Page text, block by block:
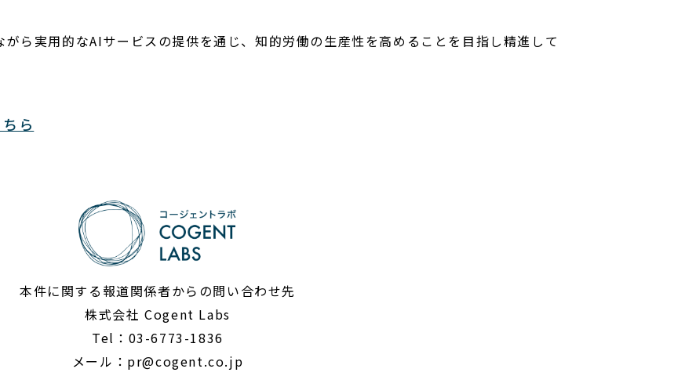
ら実用的なAIサービスの提供を通じ、知的労働の生産性を高めることを目指し精進して
ちら
本件に関する報道関係者からの問い合わせ先
株式会社 Cogent Labs
Tel：03-6773-1836
メール： pr@cogent.co.jp